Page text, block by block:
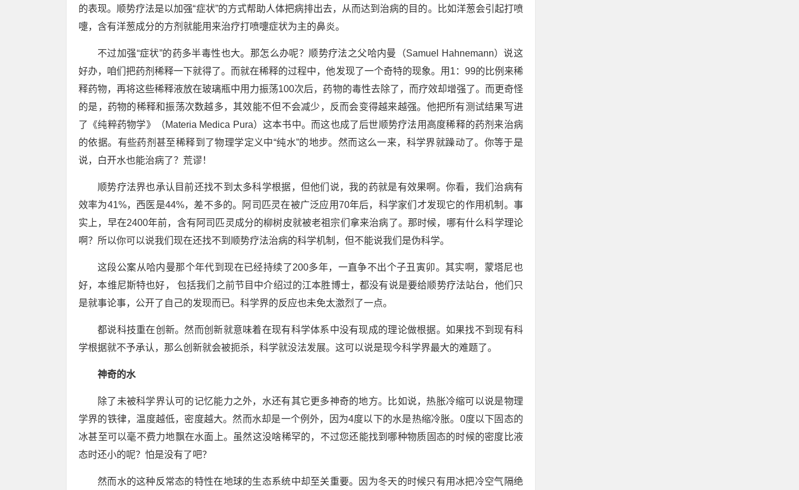
的表现。顺势疗法是以加强“症状”的方式帮助人体把病排出去，从而达到治病的目的。比如洋葱会引起打喷
嚏，含有洋葱成分的方剂就能用来治疗打喷嚏症状为主的鼻炎。
不过加强“症状”的药多半毒性也大。那怎么办呢？顺势疗法之父哈内曼（Samuel Hahnemann）说这
好办，咱们把药剂稀释一下就得了。而就在稀释的过程中，他发现了一个奇特的现象。用1：99的比例来稀
释药物，再将这些稀释液放在玻璃瓶中用力振荡100次后，药物的毒性去除了，而疗效却增强了。而更奇怪
的是，药物的稀释和振荡次数越多，其效能不但不会减少，反而会变得越来越强。他把所有测试结果写进
了《纯粹药物学》（Materia Medica Pura）这本书中。而这也成了后世顺势疗法用高度稀释的药剂来治病
的依据。有些药剂甚至稀释到了物理学定义中“纯水”的地步。然而这么一来，科学界就躁动了。你等于是
说，白开水也能治病了？荒谬！
顺势疗法界也承认目前还找不到太多科学根据，但他们说，我的药就是有效果啊。你看，我们治病有
效率为41%，西医是44%，差不多的。阿司匹灵在被广泛应用70年后，科学家们才发现它的作用机制。事
实上，早在2400年前，含有阿司匹灵成分的柳树皮就被老祖宗们拿来治病了。那时候，哪有什么科学理论
啊？所以你可以说我们现在还找不到顺势疗法治病的科学机制，但不能说我们是伪科学。
这段公案从哈内曼那个年代到现在已经持续了200多年，一直争不出个子丑寅卯。其实啊，蒙塔尼也
好，本维尼斯特也好， 包括我们之前节目中介绍过的江本胜博士，都没有说是要给顺势疗法站台，他们只
是就事论事，公开了自己的发现而已。科学界的反应也未免太激烈了一点。
都说科技重在创新。然而创新就意味着在现有科学体系中没有现成的理论做根据。如果找不到现有科
学根据就不予承认，那么创新就会被扼杀，科学就没法发展。这可以说是现今科学界最大的难题了。
神奇的水
除了未被科学界认可的记忆能力之外，水还有其它更多神奇的地方。比如说，热胀冷缩可以说是物理
学界的铁律，温度越低，密度越大。然而水却是一个例外，因为4度以下的水是热缩冷胀。0度以下固态的
冰甚至可以毫不费力地飘在水面上。虽然这没啥稀罕的，不过您还能找到哪种物质固态的时候的密度比液
态时还小的呢？怕是没有了吧？
然而水的这种反常态的特性在地球的生态系统中却至关重要。因为冬天的时候只有用冰把冷空气隔绝